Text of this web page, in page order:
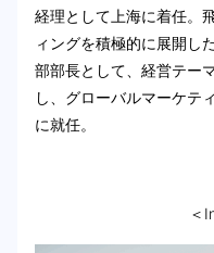
経理として上海に着任。
ィングを積極的に展開し
部部長として、経営テー
し、グローバルマーケテ
に就任。
＜